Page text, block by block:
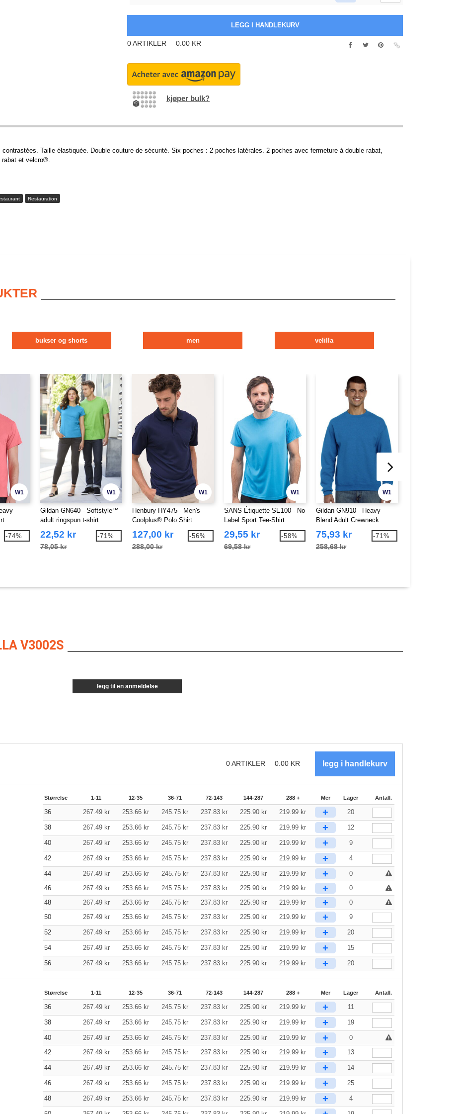
0ARTIKLER 0.00 KR
kjøper bulk?
Taille élastiquée. Double couture de sécurité. Six poches : 2 poches latérales. 2 poches avec fermeture à double rabat,
et velcro®.
Restauration
bukser og shorts men velilla
W1
-74%
W1
Gildan GN640 - Softstyle™
adult ringspun t-shirt
22,52 kr
78,05 kr
-71%
W1
Henbury HY475 - Men's
Coolplus® Polo Shirt
127,00 kr
288,00 kr
-56%
W1
SANS Étiquette SE100 - No
Label Sport Tee-Shirt
29,55 kr
69,58 kr
-58%
W1
Gildan GN910 - Heavy
Blend Adult Crewneck
Sweatshirt
75,93 kr
258,68 kr
-71%
V3002S
legg til en anmeldelse
0ARTIKLER 0.00 KR
Størrelse 1-11 12-35 36-71 72-143 144-287 288 + Mer Lager Antall.
36 267.49 kr 253.66 kr 245.75 kr 237.83 kr 225.90 kr 219.99 kr + 20
38 267.49 kr 253.66 kr 245.75 kr 237.83 kr 225.90 kr 219.99 kr + 12
40 267.49 kr 253.66 kr 245.75 kr 237.83 kr 225.90 kr 219.99 kr + 9
42 267.49 kr 253.66 kr 245.75 kr 237.83 kr 225.90 kr 219.99 kr + 4
44 267.49 kr 253.66 kr 245.75 kr 237.83 kr 225.90 kr 219.99 kr +
0
46
267.49 kr 253.66 kr 245.75 kr 237.83 kr 225.90 kr 219.99 kr +
0
48
267.49 kr 253.66 kr 245.75 kr 237.83 kr 225.90 kr 219.99 kr +
0
50
267.49 kr 253.66 kr 245.75 kr 237.83 kr 225.90 kr 219.99 kr + 9
52 267.49 kr 253.66 kr 245.75 kr 237.83 kr 225.90 kr 219.99 kr + 20
54 267.49 kr 253.66 kr 245.75 kr 237.83 kr 225.90 kr 219.99 kr + 15
56 267.49 kr 253.66 kr 245.75 kr 237.83 kr 225.90 kr 219.99 kr + 20
Størrelse 1-11 12-35 36-71 72-143 144-287 288 + Mer Lager Antall.
36 267.49 kr 253.66 kr 245.75 kr 237.83 kr 225.90 kr 219.99 kr + 11
38 267.49 kr 253.66 kr 245.75 kr 237.83 kr 225.90 kr 219.99 kr + 19
40 267.49 kr 253.66 kr 245.75 kr 237.83 kr 225.90 kr 219.99 kr +
0
42
267.49 kr 253.66 kr 245.75 kr 237.83 kr 225.90 kr 219.99 kr + 13
44 267.49 kr 253.66 kr 245.75 kr 237.83 kr 225.90 kr 219.99 kr + 14
46 267.49 kr 253.66 kr 245.75 kr 237.83 kr 225.90 kr 219.99 kr + 25
48 267.49 kr 253.66 kr 245.75 kr 237.83 kr 225.90 kr 219.99 kr + 4